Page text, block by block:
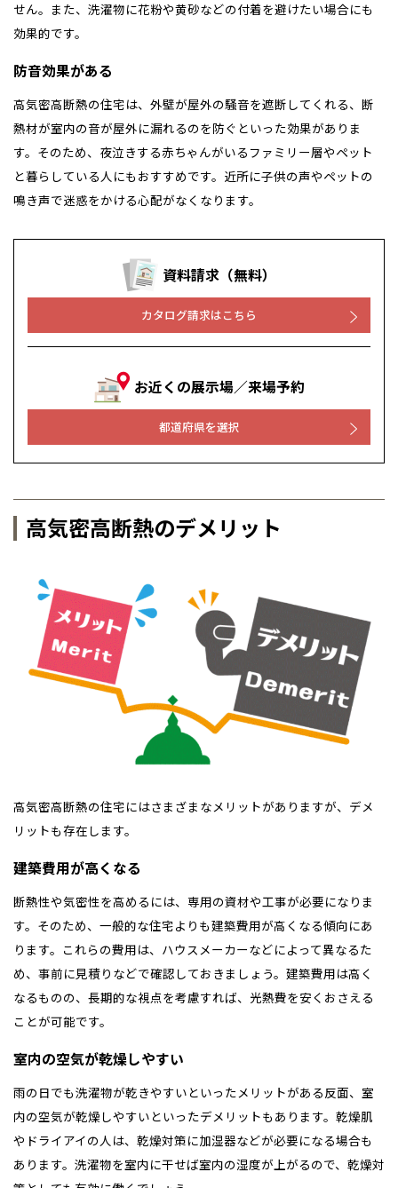
せん。また、洗濯物に花粉や黄砂などの付着を避けたい場合にも
効果的です。
防音効果がある
高気密高断熱の住宅は、外壁が屋外の騒音を遮断してくれる、断
熱材が室内の音が屋外に漏れるのを防ぐといった効果がありま
す。そのため、夜泣きする赤ちゃんがいるファミリー層やペット
と暮らしている人にもおすすめです。近所に子供の声やペットの
鳴き声で迷惑をかける心配がなくなります。
資料請求（無料）
カタログ請求はこちら
お近くの展示場／来場予約
都道府県を選択
高気密高断熱のデメリット
高気密高断熱の住宅にはさまざまなメリットがありますが、デメ
リットも存在します。
建築費用が高くなる
断熱性や気密性を高めるには、専用の資材や工事が必要になりま
す。そのため、一般的な住宅よりも建築費用が高くなる傾向にあ
ります。これらの費用は、ハウスメーカーなどによって異なるた
め、事前に見積りなどで確認しておきましょう。建築費用は高く
なるものの、長期的な視点を考慮すれば、光熱費を安くおさえる
ことが可能です。
室内の空気が乾燥しやすい
雨の日でも洗濯物が乾きやすいといったメリットがある反面、室
内の空気が乾燥しやすいといったデメリットもあります。乾燥肌
やドライアイの人は、乾燥対策に加湿器などが必要になる場合も
あります。洗濯物を室内に干せば室内の湿度が上がるので、乾燥対